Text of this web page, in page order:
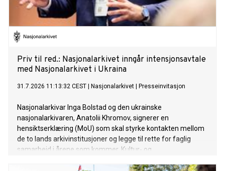
Priv til red.: Nasjonalarkivet inngår intensjonsavtale
med Nasjonalarkivet i Ukraina
31.7.2026 11:13:32 CEST Nasjonalarkivet Presseinvitasjon
Nasjonalarkivar Inga Bolstad og den ukrainske
nasjonalarkivaren, Anatolii Khromov, signerer en
hensiktserklæring (MoU) som skal styrke kontakten mellom
de to lands arkivinstitusjoner og legge til rette for faglig
samarbeid i årene som kommer. Kultur- og